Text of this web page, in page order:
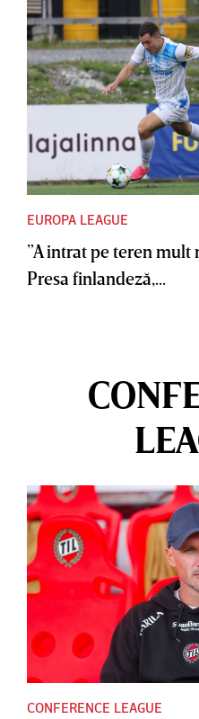
EUROPA LEAGUE
”A intrat pe teren mult
Presa finlandeză,...
CONFERENCE LEAGUE